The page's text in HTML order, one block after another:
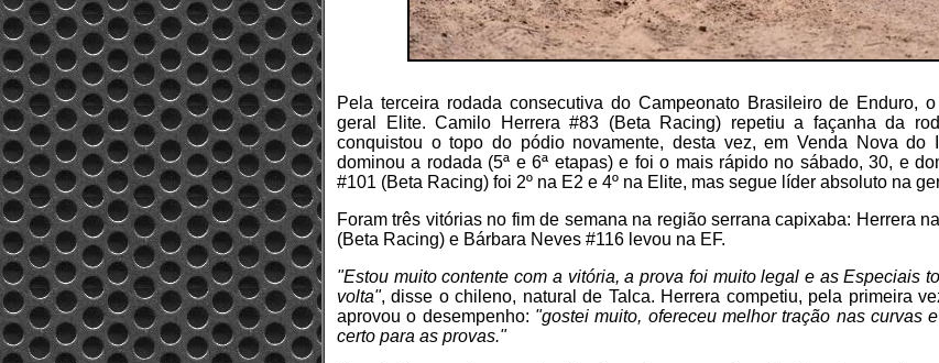
Pela terceira rodada consecutiva do Campeonato Brasileiro de Enduro,
geral Elite. Camilo Herrera #83 (Beta Racing) repetiu a façanha da
conquistou o topo do pódio novamente, desta vez, em Venda Nova do
dominou a rodada (5ª e 6ª etapas) e foi o mais rápido no sábado, 30, e
#101 (Beta Racing) foi 2º na E2 e 4º na Elite, mas segue líder absoluto na
Foram três vitórias no fim de semana na região serrana capixaba: Herrera
(Beta Racing) e Bárbara Neves #116 levou na EF.
"Estou muito contente com a vitória, a prova foi muito legal e as Especiais
volta", disse o chileno, natural de Talca. Herrera competiu, pela primeira
aprovou o desempenho: "gostei muito, ofereceu melhor tração nas curvas
certo para as provas."